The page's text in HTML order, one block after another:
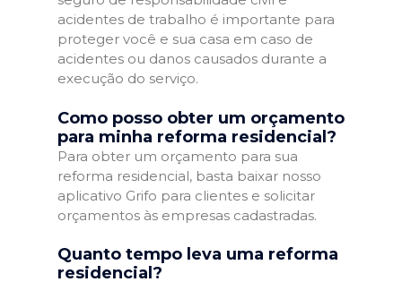
acidentes de trabalho é importante para
proteger você e sua casa em caso de
acidentes ou danos causados durante a
execução do serviço.
Como posso obter um orçamento
para minha reforma residencial?
Para obter um orçamento para sua
reforma residencial, basta baixar nosso
aplicativo Grifo para clientes e solicitar
orçamentos às empresas cadastradas.
Quanto tempo leva uma reforma
residencial?